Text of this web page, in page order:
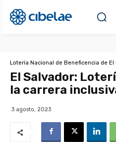
Lotería Nacional de Beneficencia de El
El Salvador:
la carrera
3 agosto, 2023